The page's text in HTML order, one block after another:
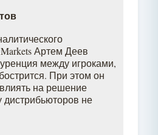
Артем Деев
между игроками,
При этом он
на решение
дистрибьюторов не